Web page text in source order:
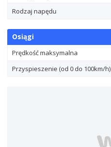
Rodzaj napędu
Osiągi
Prędkość maksymalna
Przyspieszenie (od 0 do 100km/h)